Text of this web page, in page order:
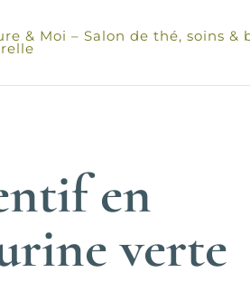
& Moi – Salon de thé, soins &
en
verte